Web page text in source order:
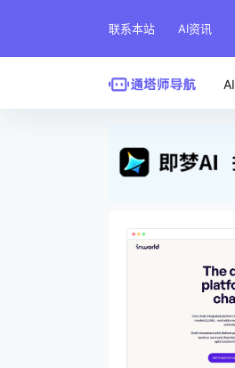
联系本站 AI资讯